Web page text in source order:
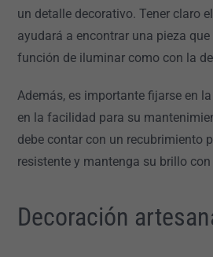
un detalle decorativo. Tener claro
ayudará a encontrar una pieza
función de iluminar como con la
Además, es importante fijarse en
en la facilidad para su
debe contar con un recubrimiento
resistente y mantenga su brillo
Decoración